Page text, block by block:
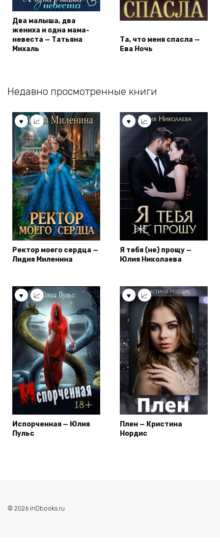
Два малыша, два
жениха и одна мама-
невеста — Татьяна
Михаль
Та, что меня спасла —
Ева Ночь
Недавно просмотренные книги
Ректор моего сердца —
Лидия Миленина
Я тебя (не) прощу —
Юлия Николаева
Испорченная — Юлия
Пульс
Плен — Кристина
Нордис
© 2026 inDbooks.ru